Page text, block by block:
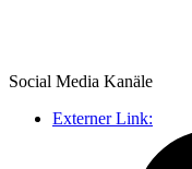
Social Media Kanäle
Externer Link: